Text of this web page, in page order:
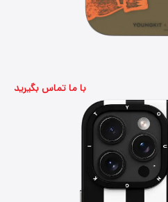
با ما تماس بگیرید